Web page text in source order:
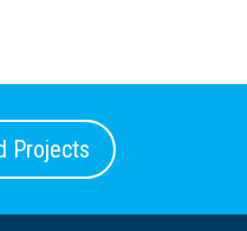
Projects